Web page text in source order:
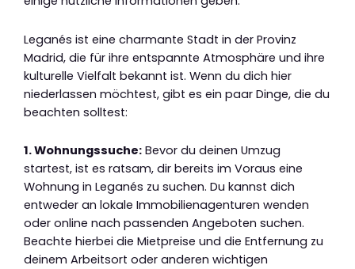
Leganés ist eine charmante Stadt in der Provinz
Madrid, die für ihre entspannte Atmosphäre und ihre
kulturelle Vielfalt bekannt ist. Wenn du dich hier
niederlassen möchtest, gibt es ein paar Dinge, die du
beachten solltest:
1. Wohnungssuche: Bevor du deinen Umzug
startest, ist es ratsam, dir bereits im Voraus eine
Wohnung in Leganés zu suchen. Du kannst dich
entweder an lokale Immobilienagenturen wenden
oder online nach passenden Angeboten suchen.
Beachte hierbei die Mietpreise und die Entfernung zu
deinem Arbeitsort oder anderen wichtigen